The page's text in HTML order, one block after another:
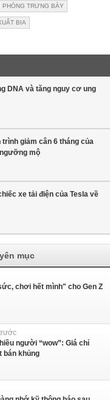
PHÒNG TRƯNG BÀY
BIA
DNA và tăng nguy cơ ung
giảm cân 6 tháng của
mộ
xe tải điện của Tesla về
mục
chơi hết mình" cho Gen Z
người “wow”: Giá chỉ
bán khủng